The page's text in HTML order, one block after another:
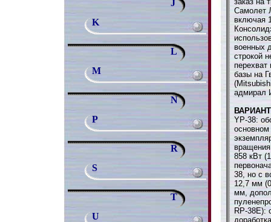
J
K
L
M
N
P
R
S
T
U
Самолет
включая
военных
строкой
перехват
базы на
адмирал
YP-38:
858 кВт
38, но с
12,7 мм
мм,
RP-38E):